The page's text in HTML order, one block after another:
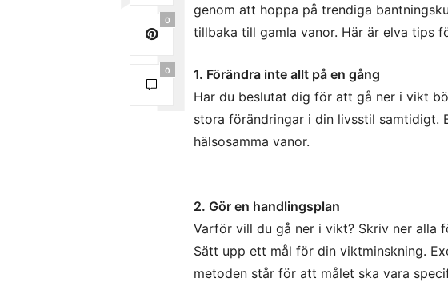
0
0
genom att hoppa på trendiga
tillbaka till gamla vanor. Här är elva tips
1. Förändra inte allt på en gång
Har du beslutat dig för att gå ner i vikt
stora förändringar i din livsstil samtidigt.
hälsosamma vanor.
2. Gör en handlingsplan
Varför vill du gå ner i vikt? Skriv ner alla
Sätt upp ett mål för din viktminskning.
metoden står för att målet ska vara